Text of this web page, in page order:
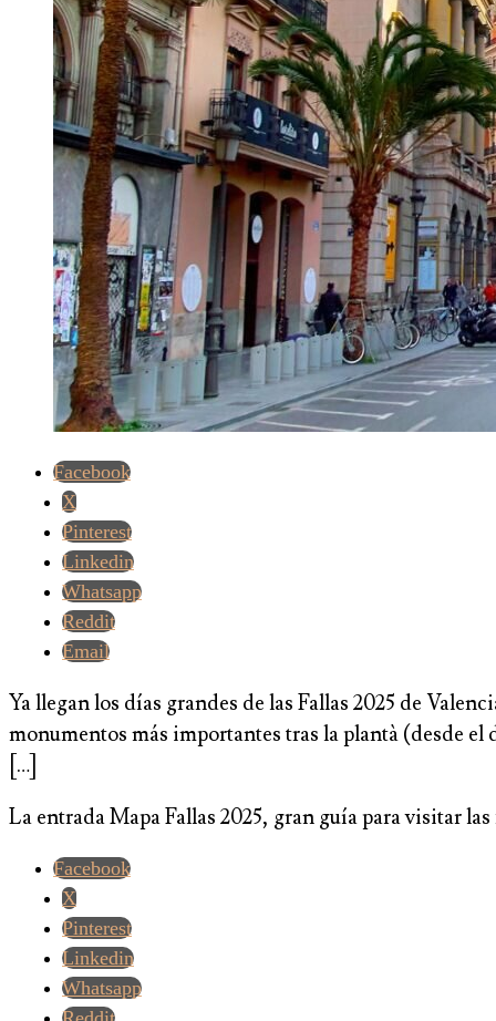
Facebook
X
Pinterest
Linkedin
Whatsapp
Reddit
Email
Ya llegan los días grandes de las Fallas 2025 de
monumentos más importantes tras la plantà (desde
[…]
La entrada Mapa Fallas 2025, gran guía para visitar
Facebook
X
Pinterest
Linkedin
Whatsapp